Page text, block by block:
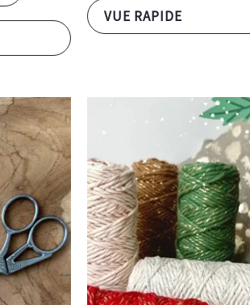
VUE RAPIDE
Ce
produit
a
plusieurs
variations.
Les
options
peuvent
être